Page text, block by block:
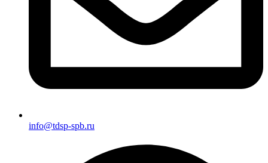
info@tdsp-spb.ru